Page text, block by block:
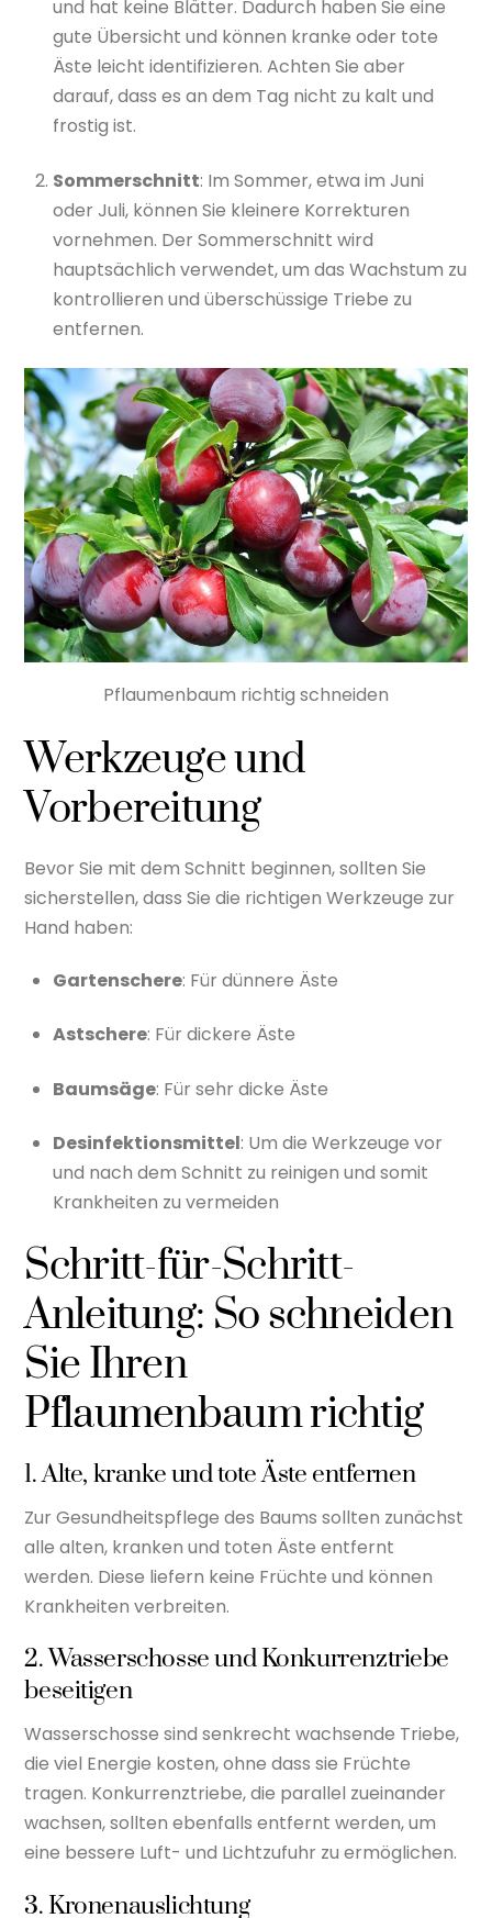
und hat keine Blätter. Dadurch haben Sie eine
gute Übersicht und können kranke oder tote
Äste leicht identifizieren. Achten Sie aber
darauf, dass es an dem Tag nicht zu kalt und
frostig ist.
Sommerschnitt: Im Sommer, etwa im Juni
oder Juli, können Sie kleinere Korrekturen
vornehmen. Der Sommerschnitt wird
hauptsächlich verwendet, um das Wachstum zu
kontrollieren und überschüssige Triebe zu
entfernen.
Pflaumenbaum richtig schneiden
Werkzeuge und
Vorbereitung
Bevor Sie mit dem Schnitt beginnen, sollten Sie
sicherstellen, dass Sie die richtigen Werkzeuge zur
Hand haben:
Gartenschere: Für dünnere Äste
Astschere: Für dickere Äste
Baumsäge: Für sehr dicke Äste
Desinfektionsmittel: Um die Werkzeuge vor
und nach dem Schnitt zu reinigen und somit
Krankheiten zu vermeiden
Schritt-für-Schritt-
Anleitung: So schneiden
Sie Ihren
Pflaumenbaum richtig
1. Alte, kranke und tote Äste entfernen
Zur Gesundheitspflege des Baums sollten zunächst
alle alten, kranken und toten Äste entfernt
werden. Diese liefern keine Früchte und können
Krankheiten verbreiten.
2. Wasserschosse und Konkurrenztriebe
beseitigen
Wasserschosse sind senkrecht wachsende Triebe,
die viel Energie kosten, ohne dass sie Früchte
tragen. Konkurrenztriebe, die parallel zueinander
wachsen, sollten ebenfalls entfernt werden, um
eine bessere Luft- und Lichtzufuhr zu ermöglichen.
3. Kronenauslichtung